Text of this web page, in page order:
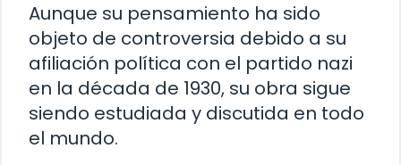
Aunque su pensamiento ha sido
objeto de controversia debido a su
afiliación política con el partido nazi
en la década de 1930, su obra sigue
siendo estudiada y discutida en todo
el mundo.